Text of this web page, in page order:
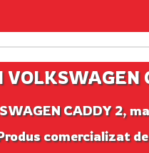
VOLKSWAGEN
CADDY 2,
comercializat